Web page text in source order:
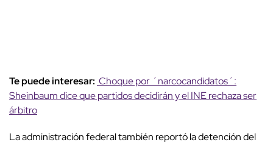
Te puede interesar: Choque por ´narcocandidatos´:
Sheinbaum dice que partidos decidirán y el INE rechaza ser
árbitro
La administración federal también reportó la detención del